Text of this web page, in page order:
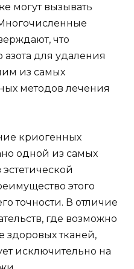
могут вызывать
что
для удаления
из самых
методов лечения
криогенных
одной из самых
этого
точности. В отличие
где возможно
здоровых тканей,
исключительно на